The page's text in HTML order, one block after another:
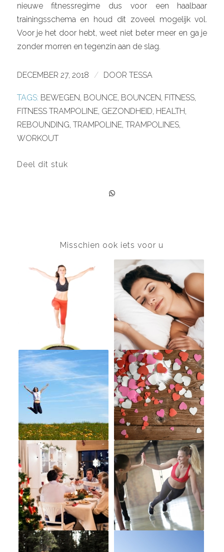
nieuwe fitnessregime dus voor een haalbaar
trainingsschema en houd dit zoveel mogelijk vol.
Voor je het door hebt, weet niet beter meer en ga je
zonder morren en tegenzin aan de slag.
DECEMBER 27, 2018 / DOOR TESSA
TAGS: BEWEGEN, BOUNCE, BOUNCEN, FITNESS,
FITNESS TRAMPOLINE, GEZONDHEID, HEALTH,
REBOUNDING, TRAMPOLINE, TRAMPOLINES,
WORKOUT
Deel dit stuk
Misschien ook iets voor u